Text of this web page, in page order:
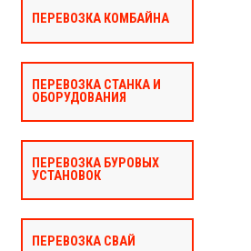
ПЕРЕВОЗКА КОМБАЙНА
ПЕРЕВОЗКА СТАНКА И
ОБОРУДОВАНИЯ
ПЕРЕВОЗКА БУРОВЫХ
УСТАНОВОК
ПЕРЕВОЗКА СВАЙ